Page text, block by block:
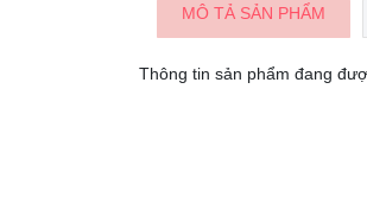
MÔ TẢ SẢN PHẨM
Thông tin sản phẩm đang